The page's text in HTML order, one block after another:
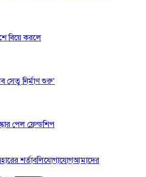
বিয়ে করলে
নির্মাণ শুরু’
পেল ফ্রেন্ডশিপ
শর্তাবলিযোগাযোগআমাদের